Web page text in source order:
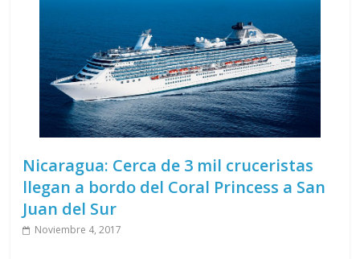
Nicaragua: Cerca de 3 mil cruceristas
llegan a bordo del Coral Princess a San
Juan del Sur
Noviembre 4, 2017